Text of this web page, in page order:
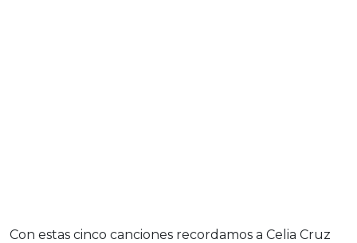
Con estas cinco canciones recordamos a Celia Cruz